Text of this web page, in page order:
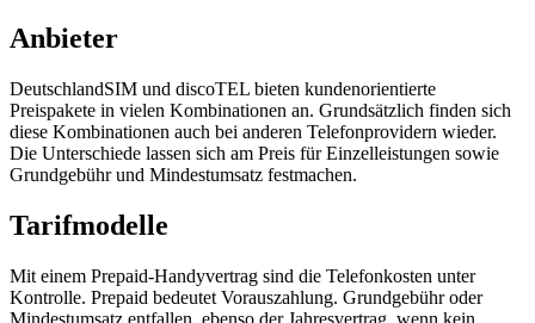
Anbieter
DeutschlandSIM und discoTEL bieten kundenorientierte
Preispakete in vielen Kombinationen an. Grundsätzlich finden sich
diese Kombinationen auch bei anderen Telefonprovidern wieder.
Die Unterschiede lassen sich am Preis für Einzelleistungen sowie
Grundgebühr und Mindestumsatz festmachen.
Tarifmodelle
Mit einem Prepaid-Handyvertrag sind die Telefonkosten unter
Kontrolle. Prepaid bedeutet Vorauszahlung. Grundgebühr oder